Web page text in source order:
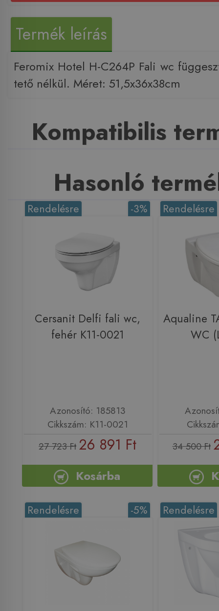
Termék leírás
Feromix Hotel H-C264P Fali wc
tető nélkül. Méret: 51,5x36x38cm
Kompatibilis
Hasonló
-3%
Rendelésre
Cersanit Delfi fali wc,
fehér K11-0021
Azonosító: 185813
Cikkszám: K11-0021
27 723 Ft 26 891 Ft
Kosárba
Rendelésre
Aqualine
WC
34 500 Ft
-5%
Rendelésre Rendelésre